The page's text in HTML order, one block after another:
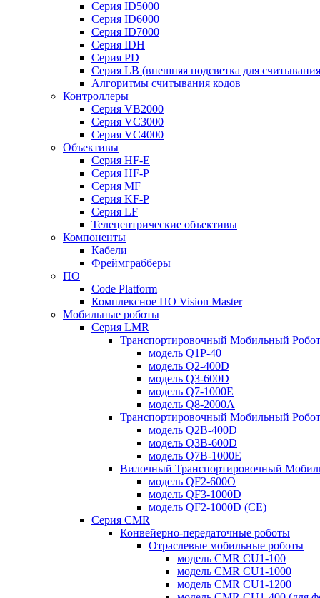
Серия ID5000
Серия ID6000
Серия ID7000
Серия IDH
Серия PD
Серия LB (внешняя подсветка для
Алгоритмы считывания кодов
Контроллеры
Серия VB2000
Серия VC3000
Серия VC4000
Объективы
Серия HF-E
Серия HF-P
Серия MF
Серия KF-P
Серия LF
Телецентрические объективы
Компоненты
Кабели
Фреймграбберы
ПО
Code Platform
Комплексное ПО Vision Master
Мобильные роботы
Серия LMR
Транспортировочный Мобильный
модель Q1P-40
модель Q2-400D
модель Q3-600D
модель Q7-1000E
модель Q8-2000A
Транспортировочный Мобильный
модель Q2B-400D
модель Q3B-600D
модель Q7B-1000E
Вилочный Транспортировочный
модель QF2-600O
модель QF3-1000D
модель QF2-1000D (CE)
Серия CMR
Конвейерно-передаточные роботы
Отраслевые мобильные роботы
модель CMR CU1-100
модель CMR CU1-1000
модель CMR CU1-1200